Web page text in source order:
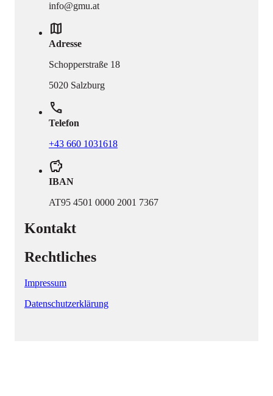
info@gmu.at
map
Adresse
Schopperstraße 18
5020 Salzburg
phone
Telefon
+43 660 1031618
savings
IBAN
AT95 4501 0000 2001 7367
Kontakt
Rechtliches
Impressum
Datenschutzerklärung